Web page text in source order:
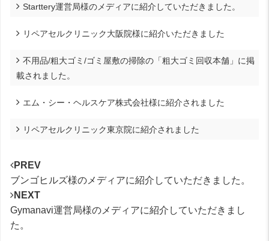
Starttery運営局様のメディアに紹介していただきました。
リペアセルクリニック大阪院様に紹介いただきました
不用品/粗大ゴミ/ゴミ屋敷の掃除の「粗大ゴミ回収本舗」に掲
載されました。
エム・シー・ヘルスケア株式会社様に紹介されました
リペアセルクリニック東京院に紹介されました
PREV
ブンゴヒルズ様のメディアに紹介していただきました。
NEXT
Gymanavi運営局様のメディアに紹介していただきまし
た。